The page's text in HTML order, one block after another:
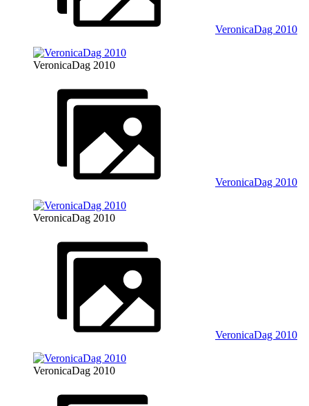
VeronicaDag 2010
VeronicaDag 2010
VeronicaDag 2010
VeronicaDag 2010
VeronicaDag 2010
VeronicaDag 2010